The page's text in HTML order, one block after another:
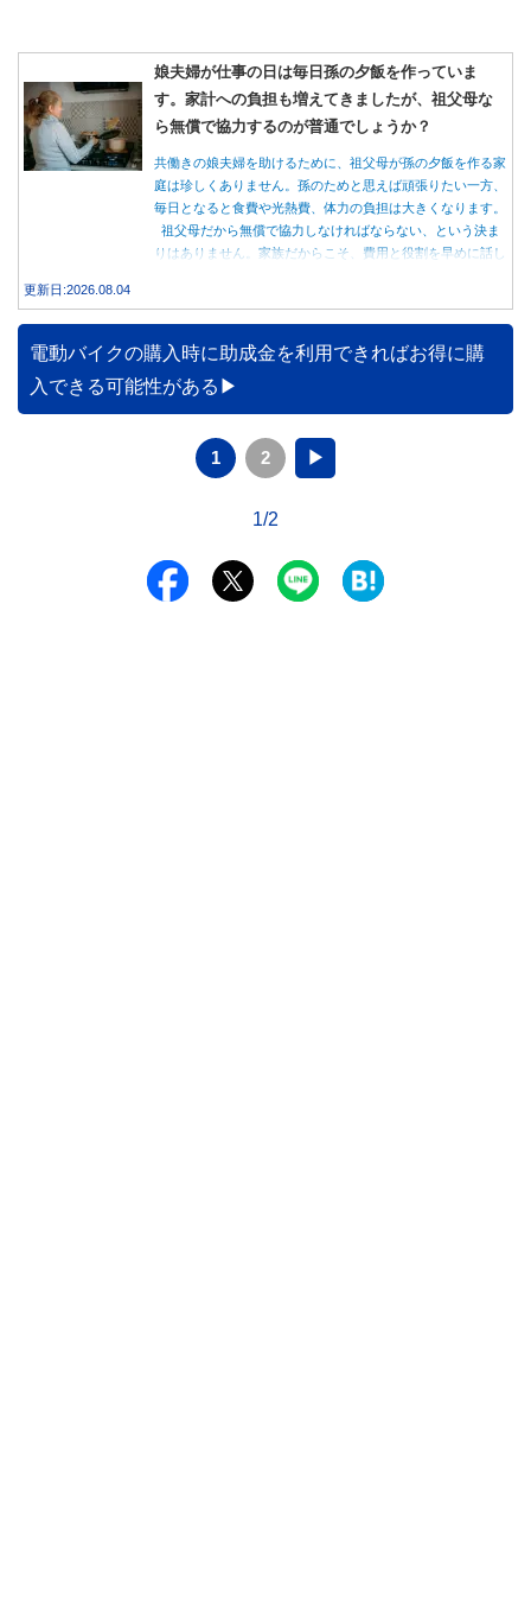
娘夫婦が仕事の日は毎日孫の夕飯を作っていま
す。家計への負担も増えてきましたが、祖父母な
ら無償で協力するのが普通でしょうか？
共働きの娘夫婦を助けるために、祖父母が孫の夕飯を作る家
庭は珍しくありません。孫のためと思えば頑張りたい一方、
毎日となると食費や光熱費、体力の負担は大きくなります。
祖父母だから無償で協力しなければならない、という決ま
りはありません。家族だからこそ、費用と役割を早めに話し
更新日:2026.08.04
電動バイクの購入時に助成金を利用できればお得に購
入できる可能性がある
1 2 ▶
1/2